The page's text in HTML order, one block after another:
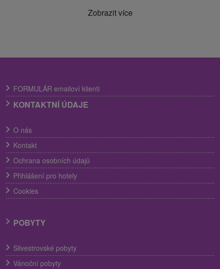
Zobrazit více
FORMULÁR emailoví klienti
KONTAKTNÍ ÚDAJE
O nás
Kontakt
Ochrana osobních údajů
Přihlášení pro hotely
Cookies
POBYTY
Silvestrovské pobyty
Vánoční pobyty